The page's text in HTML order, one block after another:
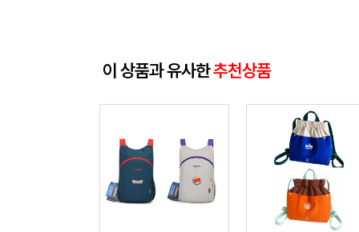
이 상품과 유사한추천상품